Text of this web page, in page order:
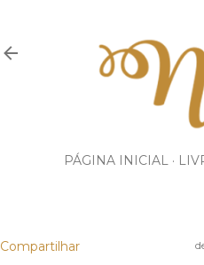
PÁGINA INICIAL
Compartilhar